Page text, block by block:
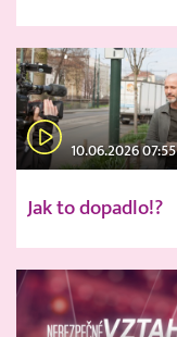
10.06.2026 07:55
Jak to dopadlo!?